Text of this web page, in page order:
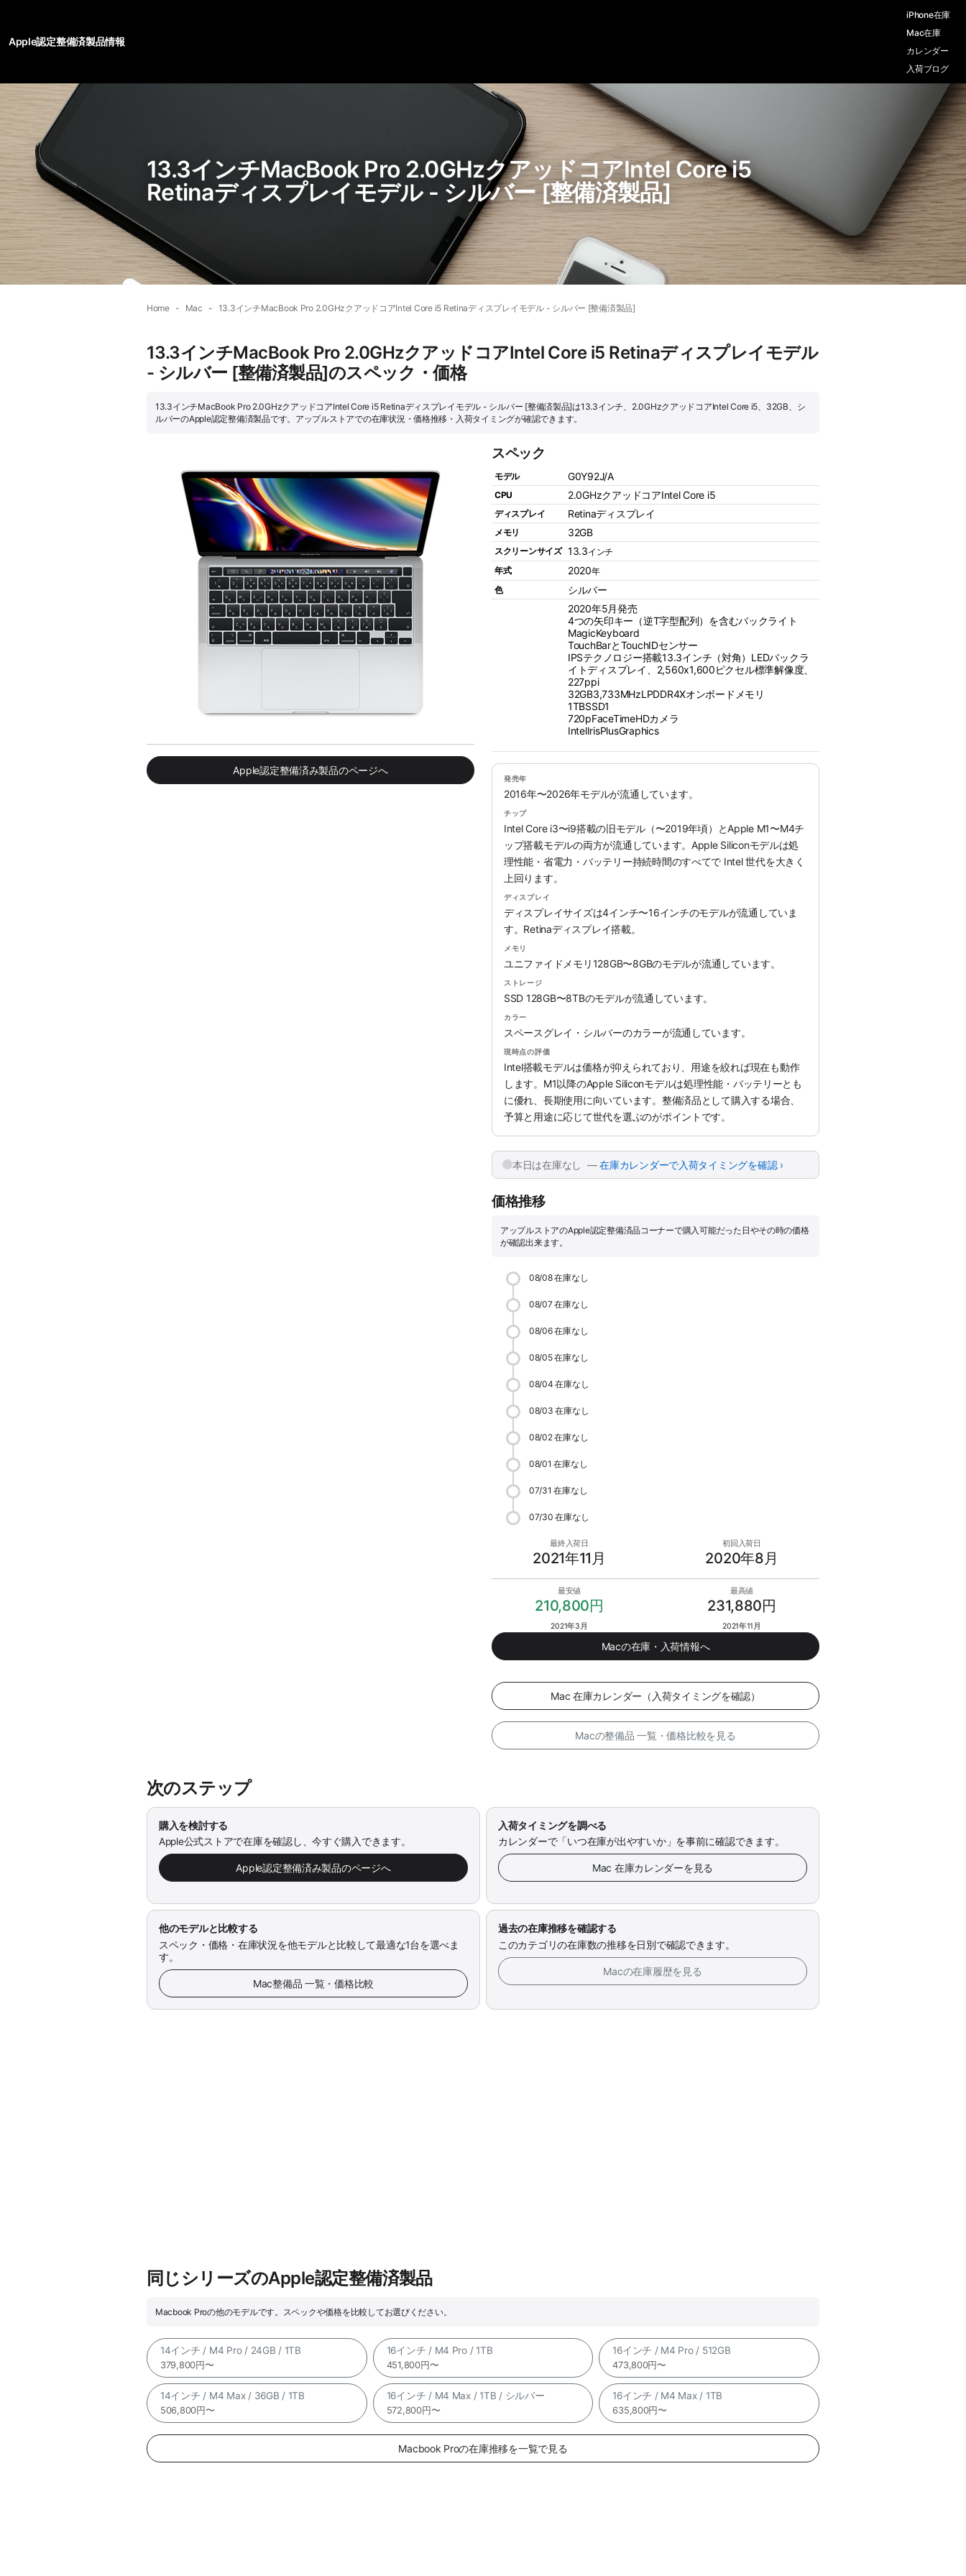
Apple認定整備済製品情報
iPhone在庫
Mac在庫
カレンダー
入荷ブログ
13.3インチMacBook Pro 2.0GHzクアッドコアIntel Core i5
Retinaディスプレイモデル - シルバー [整備済製品]
Home Mac 13.3インチMacBook Pro 2.0GHzクアッドコアIntel Core i5 Retinaディスプレイモデル - シルバー [整備済製品]
13.3インチMacBook Pro 2.0GHzクアッドコアIntel Core i5 Retinaディスプレイモデル
- シルバー [整備済製品]のスペック・価格
13.3インチMacBook Pro 2.0GHzクアッドコアIntel Core i5 Retinaディスプレイモデル - シルバー [整備済製品]は13.3インチ、2.0GHzクアッドコアIntel Core i5、32GB、シ
ルバーのApple認定整備済製品です。アップルストアでの在庫状況・価格推移・入荷タイミングが確認できます。
Apple認定整備済み製品のページへ
スペック
モデル G0Y92J/A
CPU 2.0GHzクアッドコアIntel Core i5
ディスプレイ Retinaディスプレイ
メモリ 32GB
スクリーンサイズ 13.3インチ
年式
2020年
色
シルバー
2020年5月発売
4つの矢印キー（逆T字型配列）を含むバックライト
MagicKeyboard
TouchBarとTouchIDセンサー
IPSテクノロジー搭載13.3インチ（対角）LEDバックラ
イトディスプレイ、2,560x1,600ピクセル標準解像度、
227ppi
32GB3,733MHzLPDDR4Xオンボードメモリ
1TBSSD1
720pFaceTimeHDカメラ
IntelIrisPlusGraphics
発売年
2016年〜2026年モデルが流通しています。
チップ
Intel Core i3〜i9搭載の旧モデル（〜2019年頃）とApple M1〜M4チ
ップ搭載モデルの両方が流通しています。Apple Siliconモデルは処
理性能・省電力・バッテリー持続時間のすべてで Intel 世代を大きく
上回ります。
ディスプレイ
ディスプレイサイズは4インチ〜16インチのモデルが流通していま
す。Retinaディスプレイ搭載。
メモリ
ユニファイドメモリ128GB〜8GBのモデルが流通しています。
ストレージ
SSD 128GB〜8TBのモデルが流通しています。
カラー
スペースグレイ・シルバーのカラーが流通しています。
現時点の評価
Intel搭載モデルは価格が抑えられており、用途を絞れば現在も動作
します。M1以降のApple Siliconモデルは処理性能・バッテリーとも
に優れ、長期使用に向いています。整備済品として購入する場合、
予算と用途に応じて世代を選ぶのがポイントです。
本日は在庫なし —在庫カレンダーで入荷タイミングを確認 ›
価格推移
アップルストアのApple認定整備済品コーナーで購入可能だった日やその時の価格
が確認出来ます。
08/08在庫なし
08/07在庫なし
08/06在庫なし
08/05在庫なし
08/04 在庫なし
08/03 在庫なし
08/02在庫なし
08/01 在庫なし
07/31 在庫なし
07/30 在庫なし
最終入荷日
2021年11月
初回入荷日
2020年8月
最安値
210,800円
2021年3月
最高値
231,880円
2021年11月
Macの在庫・入荷情報へ
Mac 在庫カレンダー（入荷タイミングを確認）
Macの整備品 一覧・価格比較を見る
次のステップ
購入を検討する
Apple公式ストアで在庫を確認し、今すぐ購入できます。
Apple認定整備済み製品のページへ
入荷タイミングを調べる
カレンダーで「いつ在庫が出やすいか」を事前に確認できます。
Mac 在庫カレンダーを見る
他のモデルと比較する
スペック・価格・在庫状況を他モデルと比較して最適な1台を選べま
す。
Mac整備品 一覧・価格比較
過去の在庫推移を確認する
このカテゴリの在庫数の推移を日別で確認できます。
Macの在庫履歴を見る
同じシリーズのApple認定整備済製品
Macbook Proの他のモデルです。スペックや価格を比較してお選びください。
14インチ / M4 Pro / 24GB / 1TB
379,800円〜
16インチ / M4 Pro / 1TB
451,800円〜
16インチ / M4 Pro / 512GB
473,800円〜
14インチ / M4 Max / 36GB / 1TB
506,800円〜
16インチ / M4 Max / 1TB / シルバー
572,800円〜
16インチ / M4 Max / 1TB
635,800円〜
Macbook Proの在庫推移を一覧で見る